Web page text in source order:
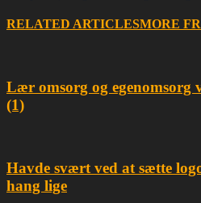
RELATED ARTICLESMORE
Lær omsorg og egenomsorg
(1)
Havde svært ved at sætte
hang lige